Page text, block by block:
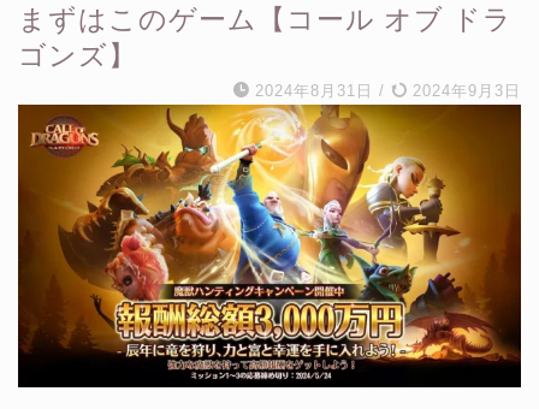
まずはこのゲーム【コール オブ ドラ
ゴンズ】
2024年8月31日 / 2024年9月3日